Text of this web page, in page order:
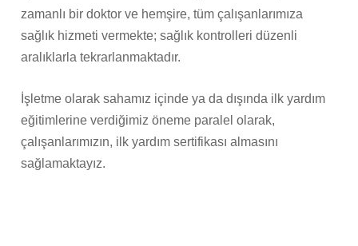
zamanlı bir doktor ve hemşire, tüm çalışanlarımıza
sağlık hizmeti vermekte; sağlık kontrolleri düzenli
aralıklarla tekrarlanmaktadır.
İşletme olarak sahamız içinde ya da dışında ilk yardım
eğitimlerine verdiğimiz öneme paralel olarak,
çalışanlarımızın, ilk yardım sertifikası almasını
sağlamaktayız.